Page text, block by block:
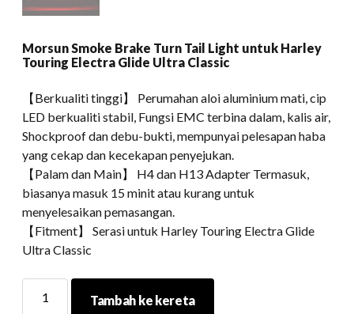
Morsun Smoke Brake Turn Tail Light untuk Harley
Touring Electra Glide Ultra Classic
【Berkualiti tinggi】 Perumahan aloi aluminium mati, cip
LED berkualiti stabil, Fungsi EMC terbina dalam, kalis air,
Shockproof dan debu-bukti, mempunyai pelesapan haba
yang cekap dan kecekapan penyejukan.
【Palam dan Main】 H4 dan H13 Adapter Termasuk,
biasanya masuk 15 minit atau kurang untuk
menyelesaikan pemasangan.
【Fitment】 Serasi untuk Harley Touring Electra Glide
Ultra Classic
Smoke
Tambah ke kereta